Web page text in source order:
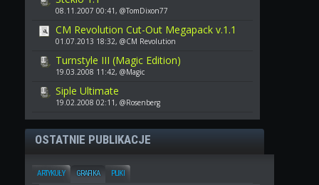
08.11.2007 00:41, @TomDixon77
CM Revolution Cut-Out Megapack v.1.1
01.07.2013 18:32, @CM Revolution
Turnstyle III (Magic Edition)
19.03.2008 11:42, @Magic
Siple Ultimate
19.02.2008 02:11, @Rosenberg
OSTATNIE PUBLIKACJE
ARTYKUŁY GRAFIKA PLIKI